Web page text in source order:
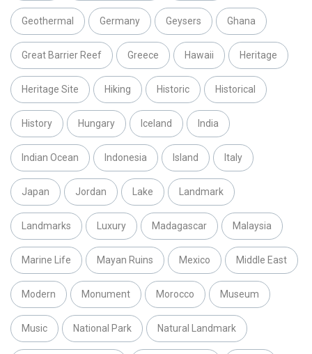
Geothermal Germany Geysers Ghana
Great Barrier Reef Greece Hawaii Heritage
Heritage Site Hiking Historic Historical
History Hungary Iceland India
Indian Ocean Indonesia Island Italy
Japan Jordan Lake Landmark
Landmarks Luxury Madagascar Malaysia
Marine Life Mayan Ruins Mexico Middle East
Modern Monument Morocco Museum
Music National Park Natural Landmark